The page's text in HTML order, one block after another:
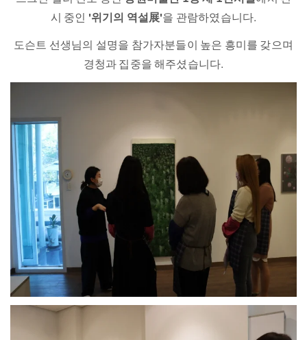
시 중인 '위기의 역설展'을 관람하였습니다.
도슨트 선생님의 설명을 참가자분들이 높은 흥미를 갖으며
경청과 집중을 해주셨습니다.